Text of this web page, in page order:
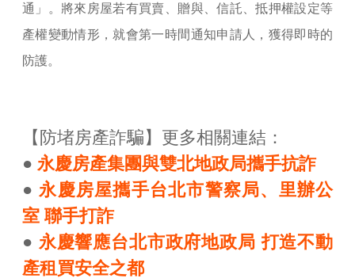
通」。將來房屋若有買賣、贈與、信託、抵押權設定等
產權變動情形，就會第一時間通知申請人，獲得即時的
防護。
【防堵房產詐騙】更多相關連結：
● 永慶房產集團與雙北地政局攜手抗詐
● 永慶房屋攜手台北市警察局、里辦公
室 聯手打詐
● 永慶響應台北市政府地政局 打造不動
產租買安全之都